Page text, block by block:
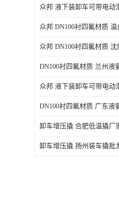
卸车增压撬 合肥低温撬厂
卸车增压撬 扬州装车撬批